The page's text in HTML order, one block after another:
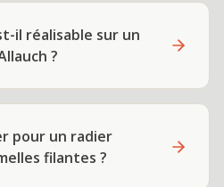
il réalisable sur un
?
pour un radier
filantes ?